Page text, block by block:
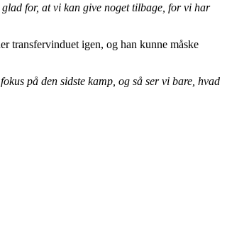
for, at vi kan give noget tilbage, for vi har
transfervinduet igen, og han kunne måske
på den sidste kamp, og så ser vi bare, hvad